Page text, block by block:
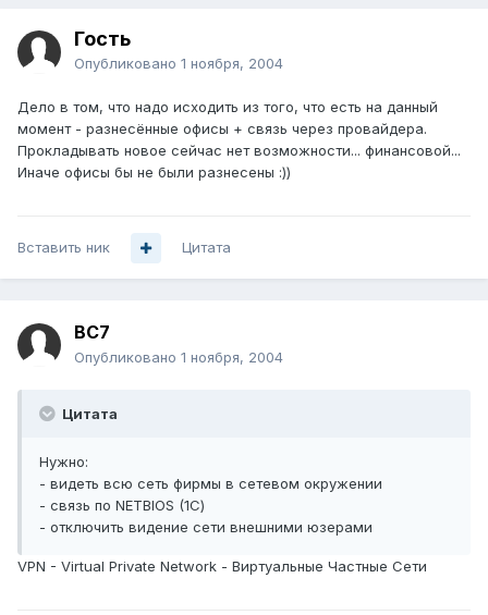
Гость
Опубликовано 1 ноября, 2004
Дело в том, что надо исходить из того, что есть на данный
момент - разнесённые офисы + связь через провайдера.
Прокладывать новое сейчас нет возможности... финансовой...
Иначе офисы бы не были разнесены :))
Вставить ник Цитата
BC7
Опубликовано 1 ноября, 2004
Цитата
Нужно:
- видеть всю сеть фирмы в сетевом окружении
- связь по NETBIOS (1С)
- отключить видение сети внешними юзерами
VPN - Virtual Private Network - Виртуальные Частные Сети